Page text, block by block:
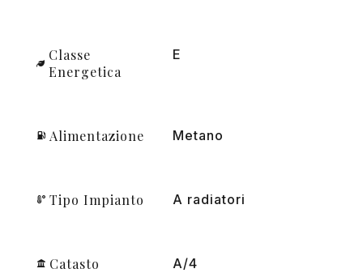
Classe
Energetica
E
Alimentazione Metano
Tipo Impianto A radiatori
Catasto A/4